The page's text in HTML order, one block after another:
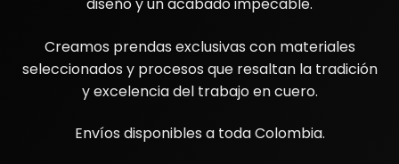
Creamos prendas exclusivas con materiales
seleccionados y procesos que resaltan la tradición
y excelencia del trabajo en cuero.
Envíos disponibles a toda Colombia.